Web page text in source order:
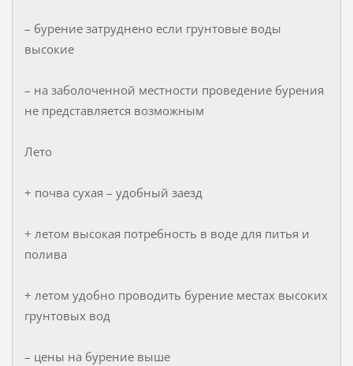
– бурение затруднено если грунтовые воды
высокие
– на заболоченной местности проведение бурения
не представляется возможным
Лето
+ почва сухая – удобный заезд
+ летом высокая потребность в воде для питья и
полива
+ летом удобно проводить бурение местах высоких
грунтовых вод
– цены на бурение выше